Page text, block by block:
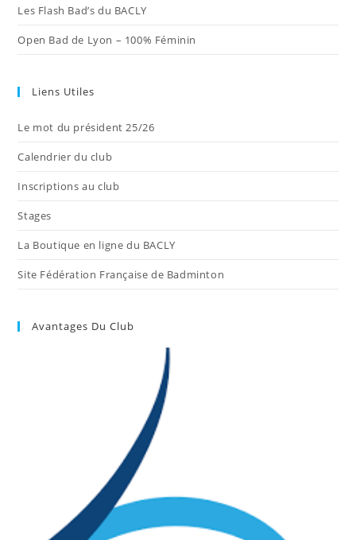
Les Flash Bad’s du BACLY
Open Bad de Lyon – 100% Féminin
Liens Utiles
Le mot du président 25/26
Calendrier du club
Inscriptions au club
Stages
La Boutique en ligne du BACLY
Site Fédération Française de Badminton
Avantages Du Club